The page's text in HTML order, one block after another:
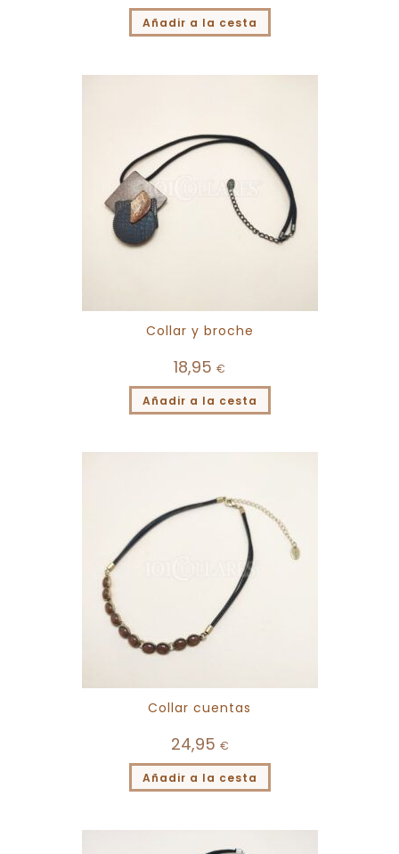
Añadir a la cesta
Collar y broche
18,95 €
Añadir a la cesta
Collar cuentas
24,95 €
Añadir a la cesta